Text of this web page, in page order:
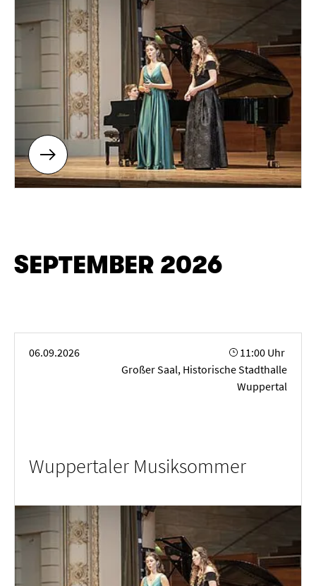
Elektronische Musik Konzertexamen
Musiktheater Neue Musik Orgelkonzert
Pop Ringvorlesung Sinfonie Solo
Streicherkammermusik Symposium Tanz
Weltmusik Meisterkurs Semestereröffnung
Seminar Komposition Gesprächskonzert
SEPTEMBER 2026
06.09.2026
11:00 Uhr
Großer Saal, Historische Stadthalle
Wuppertal
Wuppertaler Musiksommer